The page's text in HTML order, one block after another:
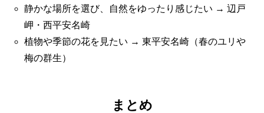
静かな場所を選び、自然をゆったり感じたい → 辺戸
岬・西平安名崎
植物や季節の花を見たい → 東平安名崎（春のユリや
梅の群生）
まとめ